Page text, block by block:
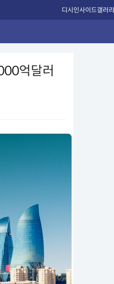
디시인사이드갤러리
억달러